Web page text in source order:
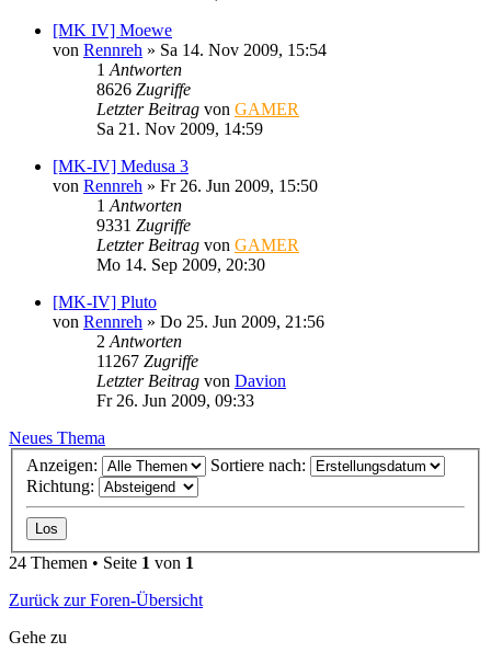
[MK IV] Moewe
von Rennreh » Sa 14. Nov 2009, 15:54
1 Antworten
8626 Zugriffe
Letzter Beitrag von GAMER
Sa 21. Nov 2009, 14:59
[MK-IV] Medusa 3
von Rennreh » Fr 26. Jun 2009, 15:50
1 Antworten
9331 Zugriffe
Letzter Beitrag von GAMER
Mo 14. Sep 2009, 20:30
[MK-IV] Pluto
von Rennreh » Do 25. Jun 2009, 21:56
2 Antworten
11267 Zugriffe
Letzter Beitrag von Davion
Fr 26. Jun 2009, 09:33
Neues Thema
Anzeigen:
Sortiere nach:
Richtung:
24 Themen • Seite 1 von 1
Zurück zur Foren-Übersicht
Gehe zu